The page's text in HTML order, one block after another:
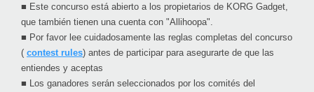
■ Este concurso está abierto a los propietarios de KORG Gadget,
que también tienen una cuenta con "Allihoopa".
■ Por favor lee cuidadosamente las reglas completas del concurso
( contest rules) antes de participar para asegurarte de que las
entiendes y aceptas
■ Los ganadores serán seleccionados por los comités del